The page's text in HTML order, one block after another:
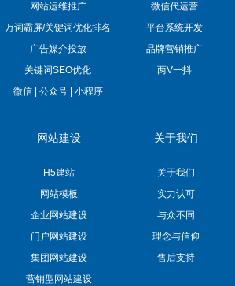
网站运维推广
微信代运营
万词霸屏/关键词优化排名
平台系统开发
广告媒介投放
品牌营销推广
关键词SEO优化
两V一抖
微信 | 公众号 | 小程序
网站建设
H5建站
网站模板
企业网站建设
门户网站建设
集团网站建设
营销型网站建设
关于我们
关于我们
实力认可
与众不同
理念与信仰
售后支持